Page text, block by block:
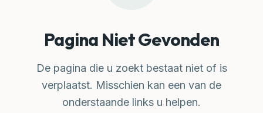
Onze Juridische Tools
MEER
Waarom LawBase?
Pagina Niet Gevonden
De pagina die u zoekt bestaat niet of is
verplaatst. Misschien kan een van de
onderstaande links u helpen.